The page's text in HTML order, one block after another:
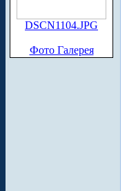
DSCN1104.JPG
Фото Галерея